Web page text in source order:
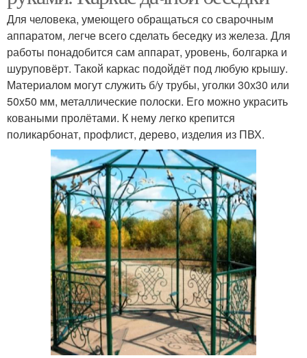
Для человека, умеющего обращаться со сварочным
аппаратом, легче всего сделать беседку из железа. Для
работы понадобится сам аппарат, уровень, болгарка и
шуруповёрт. Такой каркас подойдёт под любую крышу.
Материалом могут служить б/у трубы, уголки 30х30 или
50х50 мм, металлические полоски. Его можно украсить
коваными пролётами. К нему легко крепится
поликарбонат, профлист, дерево, изделия из ПВХ.